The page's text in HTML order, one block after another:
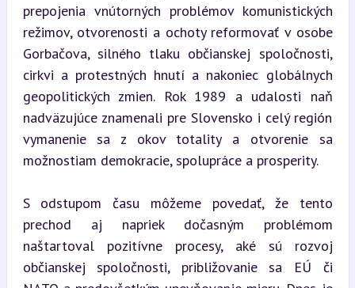
prepojenia vnútorných problémov komunistických
režimov, otvorenosti a ochoty reformovať v osobe
Gorbačova, silného tlaku občianskej spoločnosti,
cirkvi a protestných hnutí a nakoniec globálnych
geopolitických zmien. Rok 1989 a udalosti naň
nadväzujúce znamenali pre Slovensko i celý región
vymanenie sa z okov totality a otvorenie sa
možnostiam demokracie, spolupráce a prosperity.
S odstupom času môžeme povedať, že tento
prechod aj napriek dočasným problémom
naštartoval pozitívne procesy, aké sú rozvoj
občianskej spoločnosti, približovanie sa EÚ či